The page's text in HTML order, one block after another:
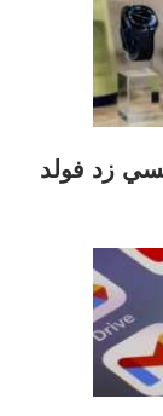
زد فولد